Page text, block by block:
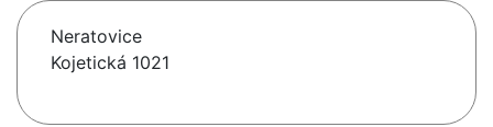
Neratovice
Kojetická 1021